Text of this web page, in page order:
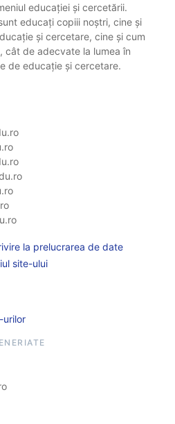
educației și cercetării.
educați copiii noștri, cine și
și cercetare, cine și cum
cât de adecvate la lumea în
de educație și cercetare.
la prelucrarea de date
site-ului
urilor